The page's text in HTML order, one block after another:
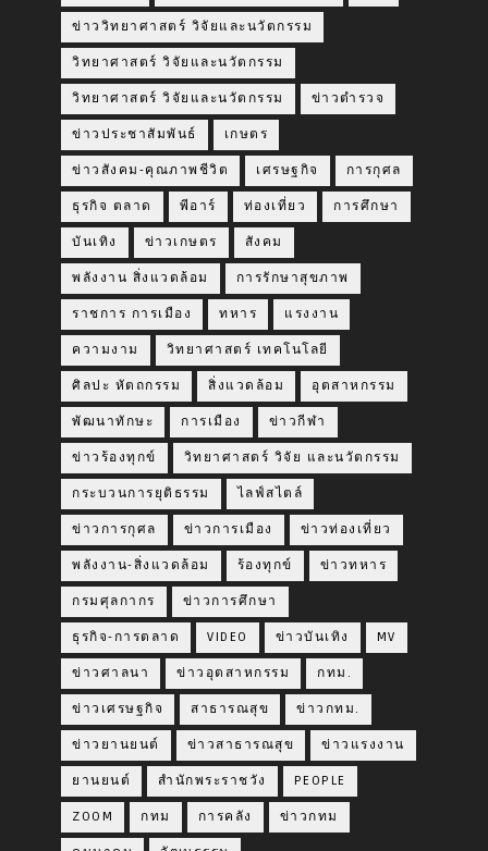
ข่าววิทยาศาสตร์ วิจัยและนวัตกรรม
วิทยาศาสตร์ วิจัยและนวัตกรรม
วิทยาศาสตร์ วิจัยและนวัตกรรม ข่าวตำรวจ
ข่าวประชาสัมพันธ์ เกษตร
ข่าวสังคม-คุณภาพชีวิต เศรษฐกิจ การกุศล
ธุรกิจ ตลาด พีอาร์ ท่องเที่ยว การศึกษา
บันเทิง ข่าวเกษตร สังคม
พลังงาน สิ่งแวดล้อม การรักษาสุขภาพ
ราชการ การเมือง ทหาร แรงงาน
ความงาม วิทยาศาสตร์ เทคโนโลยี
ศิลปะ หัตถกรรม สิ่งแวดล้อม อุตสาหกรรม
พัฒนาทักษะ การเมือง ข่าวกีฬา
ข่าวร้องทุกข์ วิทยาศาสตร์ วิจัย และนวัตกรรม
กระบวนการยุติธรรม ไลฟ์สไตล์
ข่าวการกุศล ข่าวการเมือง ข่าวท่องเที่ยว
พลังงาน-สิ่งแวดล้อม ร้องทุกข์ ข่าวทหาร
กรมศุลกากร ข่าวการศึกษา
ธุรกิจ-การตลาด VIDEO ข่าวบันเทิง MV
ข่าวศาลนา ข่าวอุตสาหกรรม กทม.
ข่าวเศรษฐกิจ สาธารณสุข ข่าวกทม.
ข่าวยานยนต์ ข่าวสาธารณสุข ข่าวแรงงาน
ยานยนต์ สำนักพระราชวัง PEOPLE
ZOOM กทม การคลัง ข่าวกทม